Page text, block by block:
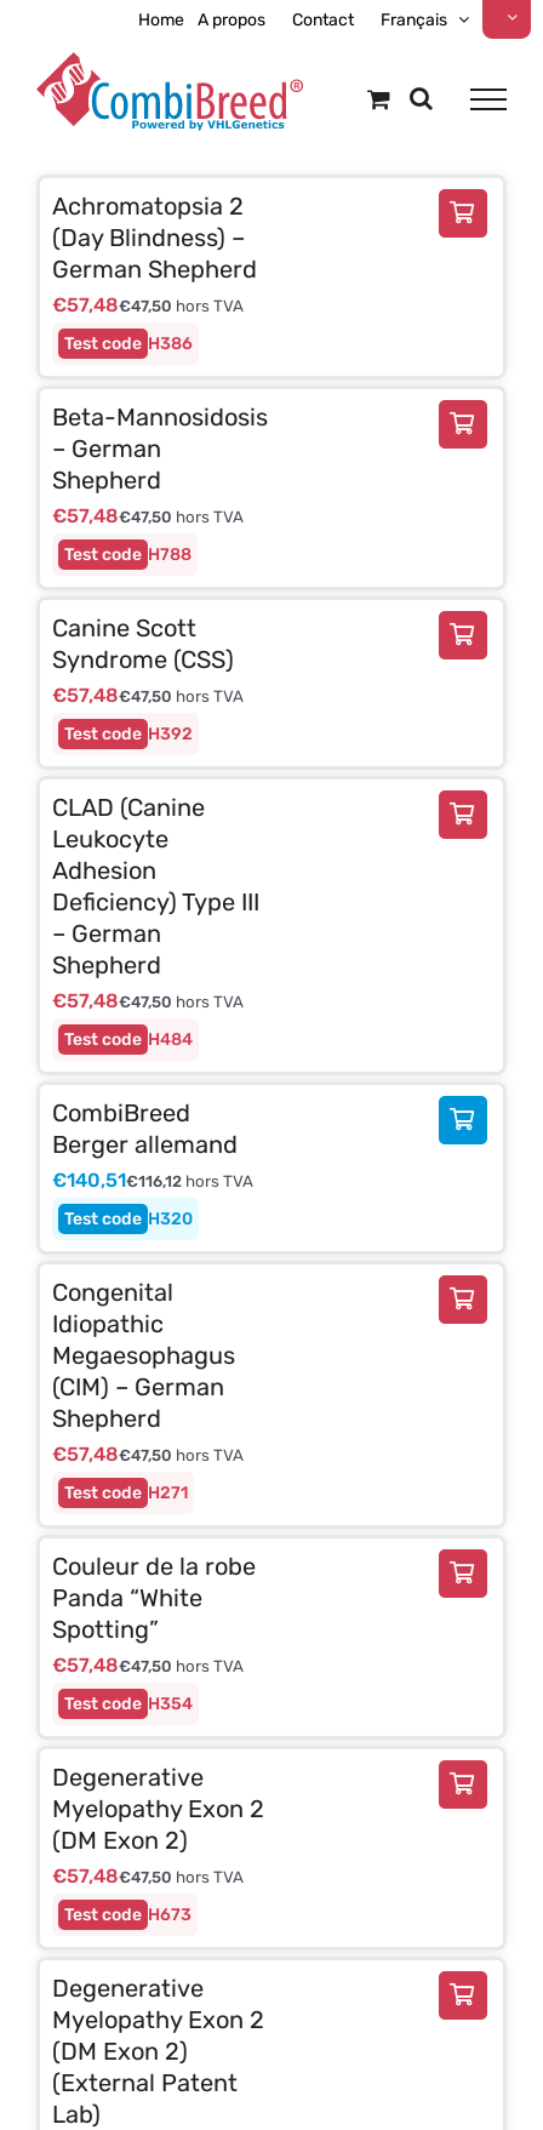
content
Home A propos Contact Français
H386
Achromatopsia 2
(Day Blindness) –
German Shepherd
€57,48€47,50 hors TVA
H788
Beta-Mannosidosis
– German
Shepherd
€57,48€47,50 hors TVA
H392
Canine Scott
Syndrome (CSS)
€57,48€47,50 hors TVA
H484
CLAD (Canine
Leukocyte
Adhesion
Deficiency) Type III
– German
Shepherd
€57,48€47,50 hors TVA
H320
CombiBreed
Berger allemand
€140,51€116,12hors TVA
H271
Congenital
Idiopathic
Megaesophagus
(CIM) – German
Shepherd
€57,48€47,50 hors TVA
H354
Couleur de la robe
Panda “White
Spotting”
€57,48€47,50 hors TVA
H673
Degenerative
Myelopathy Exon 2
(DM Exon 2)
€57,48€47,50 hors TVA
Degenerative
Myelopathy Exon 2
(DM Exon 2)
(External Patent
Lab)